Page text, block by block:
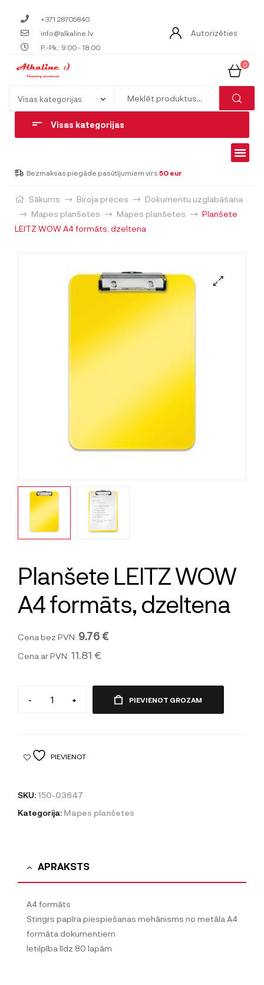
+371 28705840
info@alkaline.lv
P.-Pk.: 9:00 - 18:00
Autorizēties
0
Visas kategorijas
Bezmaksas piegāde pasūtījumiem virs 50 eur
Sākums Biroja preces
Dokumentu uzglabāšana
Mapes planšetes
Mapes planšetes
Planšete
LEITZ WOW A4 formāts, dzeltena
Planšete LEITZ WOW
A4 formāts, dzeltena
Cena bez PVN: 9.76 €
Cena ar PVN: 11.81 €
- + PIEVIENOT GROZAM
PIEVIENOT
SKU: 150-03647
Kategorija: Mapes planšetes
APRAKSTS
A4 formāts
Stingrs papīra piespiešanas mehānisms no metāla A4
formāta dokumentiem
Ietilpība līdz 80 lapām